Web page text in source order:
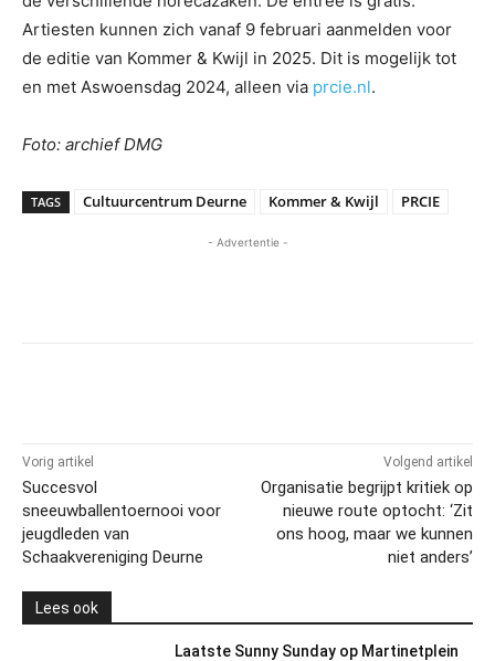
Artiesten kunnen zich vanaf 9 februari aanmelden voor
de editie van Kommer & Kwijl in 2025. Dit is mogelijk tot
en met Aswoensdag 2024, alleen via prcie.nl.
Foto: archief DMG
TAGS Cultuurcentrum Deurne Kommer & Kwijl PRCIE
- Advertentie -
Vorig artikel
Succesvol
sneeuwballentoernooi voor
jeugdleden van
Schaakvereniging Deurne
Volgend artikel
Organisatie begrijpt kritiek op
nieuwe route optocht: ‘Zit
ons hoog, maar we kunnen
niet anders’
Lees ook
Laatste Sunny Sunday op Martinetplein